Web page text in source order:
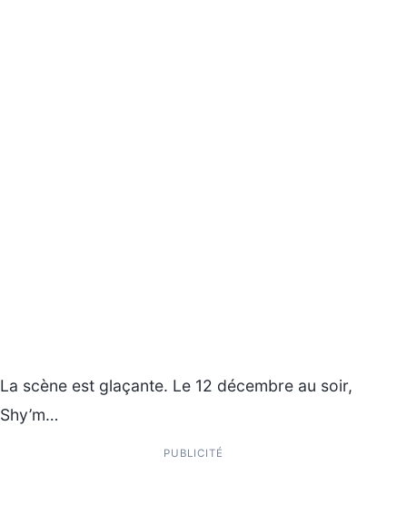
La scène est glaçante. Le 12 décembre au soir,
Shy’m…
PUBLICITÉ